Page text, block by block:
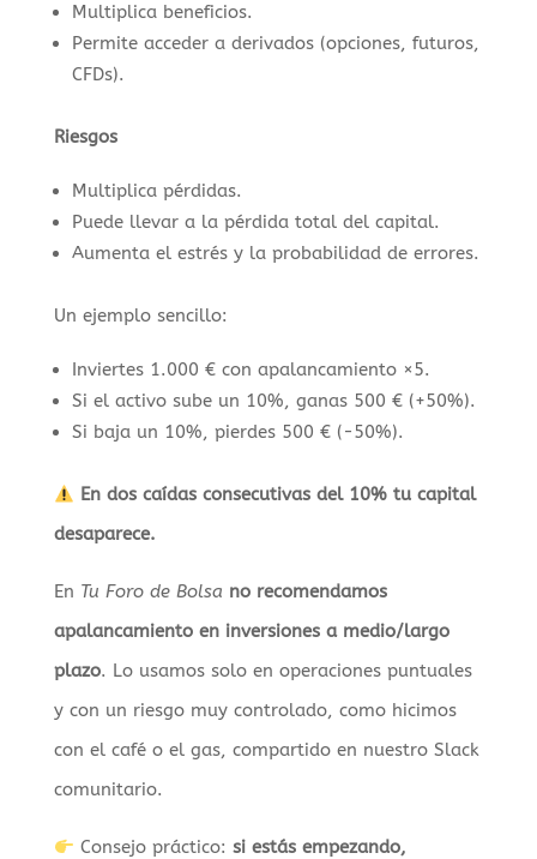
Multiplica beneficios.
Permite acceder a derivados (opciones, futuros,
CFDs).
Riesgos
Multiplica pérdidas.
Puede llevar a la pérdida total del capital.
Aumenta el estrés y la probabilidad de errores.
Un ejemplo sencillo:
Inviertes 1.000 € con apalancamiento ×5.
Si el activo sube un 10%, ganas 500 € (+50%).
Si baja un 10%, pierdes 500 € (-50%).
En dos caídas consecutivas del 10% tu capital
desaparece.
En Tu Foro de Bolsa no recomendamos
apalancamiento en inversiones a medio/largo
plazo. Lo usamos solo en operaciones puntuales
y con un riesgo muy controlado, como hicimos
con el café o el gas, compartido en nuestro Slack
comunitario.
Consejo práctico: si estás empezando,